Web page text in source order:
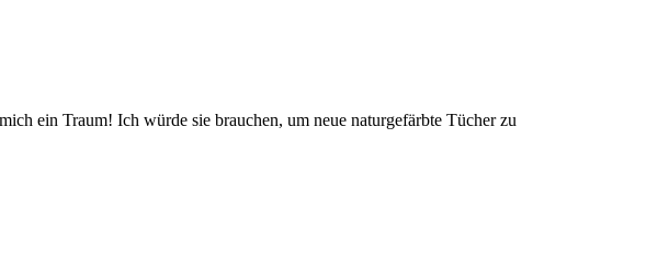
ein Traum! Ich würde sie brauchen, um neue naturgefärbte Tücher zu